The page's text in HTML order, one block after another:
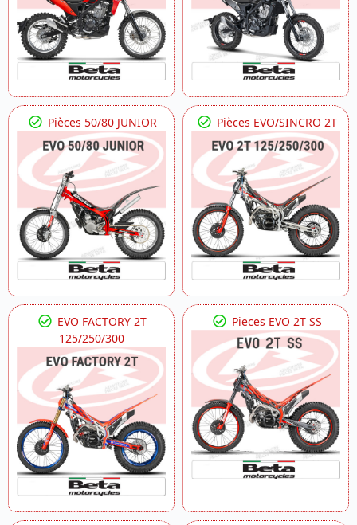
Pièces 50/80 JUNIOR Pièces EVO/SINCRO 2T
EVO FACTORY 2T
125/250/300
Pieces EVO 2T SS